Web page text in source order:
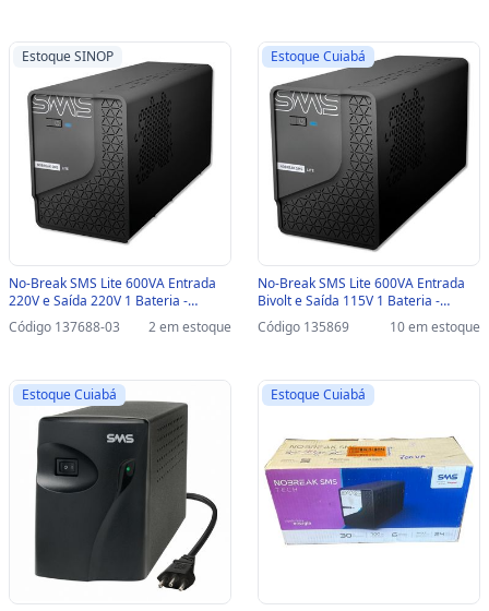
Estoque SINOP
No-Break SMS Lite 600VA Entrada
220V e Saída 220V 1 Bateria -
29201-SINOP-03 - 29201
Código 137688-03 2 em estoque
Estoque Cuiabá
No-Break SMS Lite 600VA Entrada
Bivolt e Saída 115V 1 Bateria -
29202 - 29202
Código 135869 10 em estoque
Estoque Cuiabá Estoque Cuiabá